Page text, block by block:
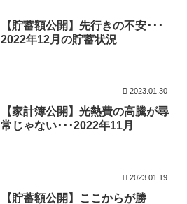
【貯蓄額公開】先行きの不安･･･
2022年12月の貯蓄状況
2023.01.30
【家計簿公開】光熱費の高騰が尋
常じゃない･･･2022年11月
2023.01.19
【貯蓄額公開】ここからが勝